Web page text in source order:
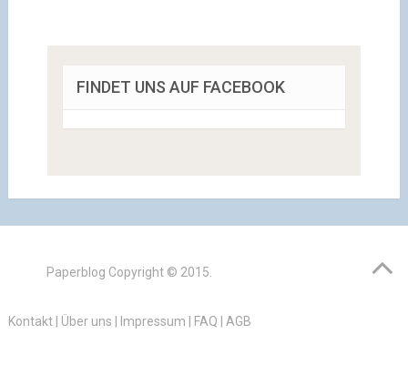
FINDET UNS AUF FACEBOOK
Paperblog Copyright © 2015.
Kontakt| Über uns Impressum FAQ AGB